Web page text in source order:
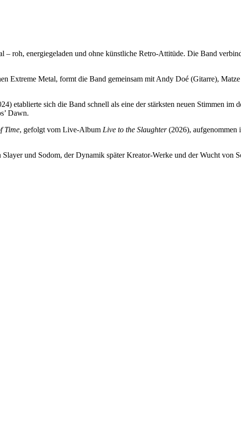
roh, energiegeladen und ohne künstliche Retro-Attitüde. Die Band
Extreme Metal, formt die Band gemeinsam mit Andy Doé (Gitarre),
etablierte sich die Band schnell als eine der stärksten neuen Stimmen im
Dawn.
Time, gefolgt vom Live‑Album Live to the Slaughter(2026), aufgenommen
und Sodom, der Dynamik später Kreator‑Werke und der Wucht von